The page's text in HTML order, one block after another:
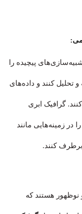
پیچیده را
تحلیل کنند و داده‌های
گرافیک ابری
در زمینه‌هایی مانند
کنند.
نوظهور هستند که